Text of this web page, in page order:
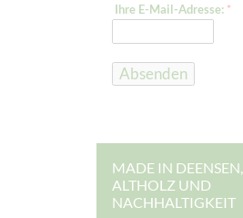
I
r
-
A
d
r
e
Ihre E-Mail-Adresse: *
Absenden
MADE IN DEENSEN,
ALTHOLZ UND
NACHHALTIGKEIT